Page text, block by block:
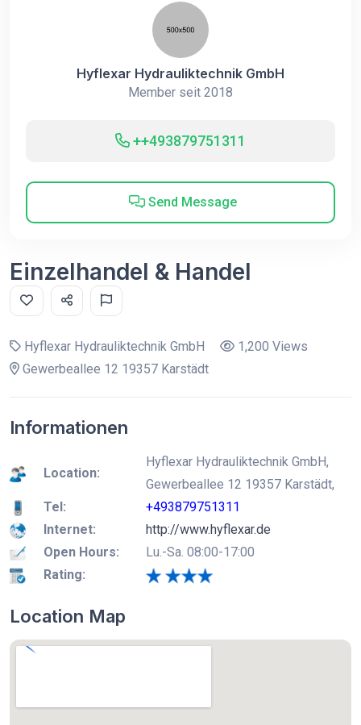
Hyflexar Hydrauliktechnik GmbH
Member seit 2018
++493879751311
Send Message
Einzelhandel & Handel
Hyflexar Hydrauliktechnik GmbH
1,200 Views
Gewerbeallee 12 19357 Karstädt
Informationen
Location:
Hyflexar Hydrauliktechnik GmbH,
Gewerbeallee 12 19357 Karstädt,
Tel:
+493879751311
Internet:
http://www.hyflexar.de
Open Hours:
Lu.-Sa. 08:00-17:00
Rating:
Location Map